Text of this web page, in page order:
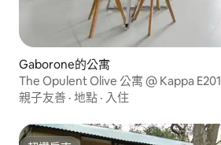
Gaborone的公寓
The Opulent Olive 公寓 @ Kappa E201
親子友善 · 地點 · 入住